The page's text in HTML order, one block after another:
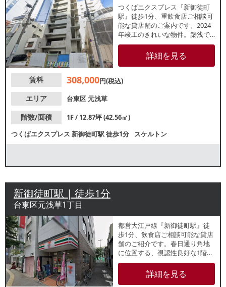
つくばエクスプレス『新御徒町
駅』徒歩1分、重飲食店ご相談可
能な貸店舗のご案内です。2024
年竣工のきれいな物件。築浅で
重飲食可の物件は数が少ないた
め、おすすめです。業種等お気
軽にお問合せください。
詳細を見る
賃料 308,000円(税込)
エリア
台東区元浅草
階数/面積
1F / 12.87坪 (42.56㎡)
つくばエクスプレス 新御徒町駅徒歩1分 スケルトン
新御徒町駅 | 徒歩1分
台東区元浅草1丁目
都営大江戸線『新御徒町駅』徒
歩1分、飲食店ご相談可能な貸店
舗のご紹介です。春日通り角地
に位置する、視認性良好な1階路
面店。駅からのアクセス良好な
ため、駅利用者を中心とした集
客が期待できます。諸条件等、
詳細を見る